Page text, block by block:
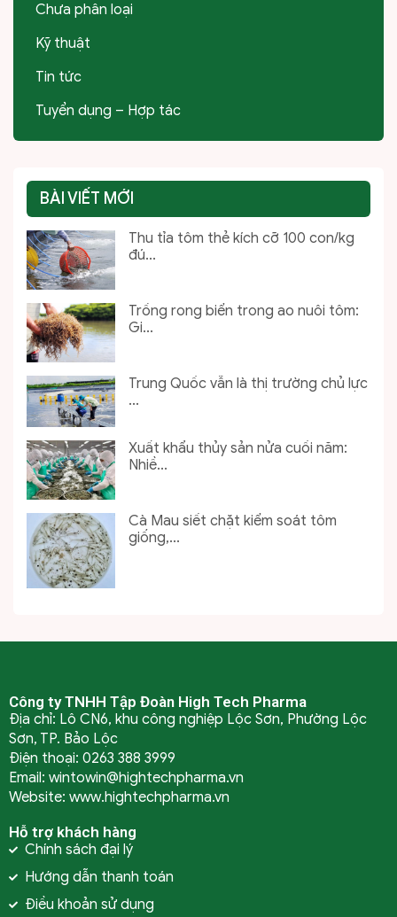
Chưa phân loại
Kỹ thuật
Tin tức
Tuyển dụng – Hợp tác
BÀI VIẾT MỚI
Thu tỉa tôm thẻ kích cỡ 100 con/kg
đú...
Trồng rong biển trong ao nuôi tôm:
Gi...
Trung Quốc vẫn là thị trường chủ lực
...
Xuất khẩu thủy sản nửa cuối năm:
Nhiề...
Cà Mau siết chặt kiểm soát tôm
giống,...
Công ty TNHH Tập Đoàn High Tech Pharma
Địa chỉ: Lô CN6, khu công nghiệp Lộc Sơn, Phường Lộc
Sơn, TP. Bảo Lộc
Điện thoại: 0263 388 3999
Email: wintowin@hightechpharma.vn
Website: www.hightechpharma.vn
Hỗ trợ khách hàng
Chính sách đại lý
Hướng dẫn thanh toán
Điều khoản sử dụng